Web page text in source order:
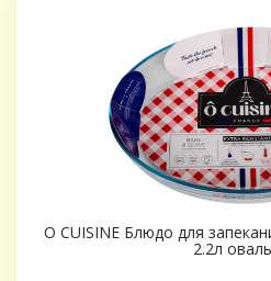
O CUISINE Блюдо для
2.2л